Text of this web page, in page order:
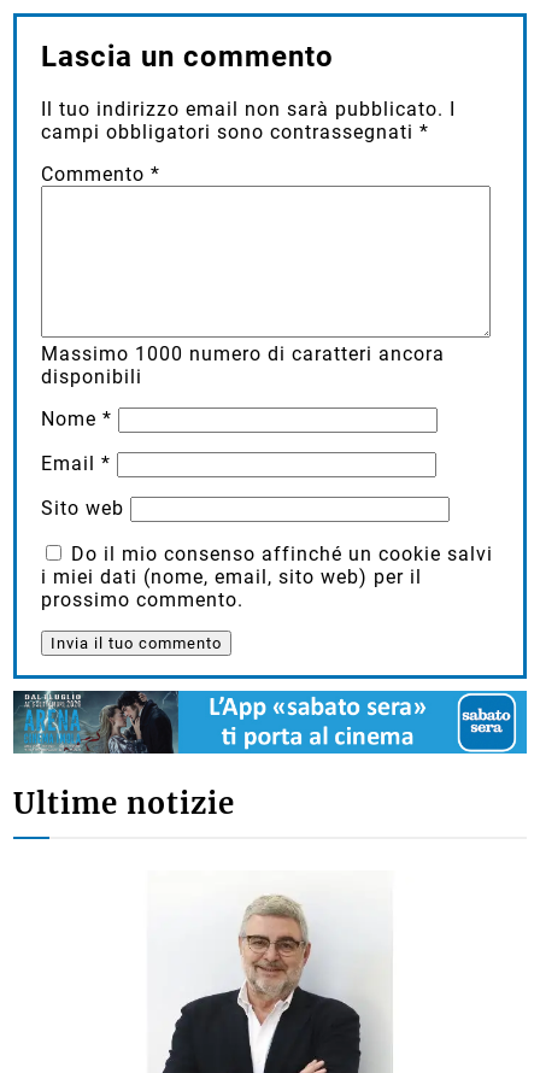
Lascia un commento
Il tuo indirizzo email non sarà pubblicato.
campi obbligatori sono contrassegnati*
Commento*
Massimo 1000 numero di caratteri ancora
disponibili
Nome*
Email*
Sito web
Do il mio consenso affinché un cookie salvi
i miei dati (nome, email, sito web) per il
prossimo commento.
Ultime notizie